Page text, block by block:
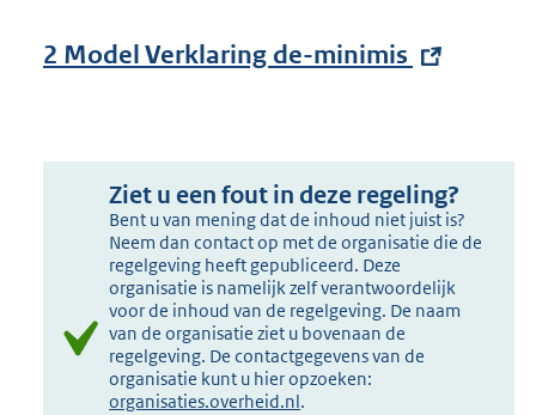
e
r
l
E
r
2 Model Verklaring de-minimis
Ziet u een fout in deze regeling?
Bent u van mening dat de inhoud niet juist is?
Neem dan contact op met de organisatie die de
regelgeving heeft gepubliceerd. Deze
organisatie is namelijk zelf verantwoordelijk
voor de inhoud van de regelgeving. De naam
van de organisatie ziet u bovenaan de
regelgeving. De contactgegevens van de
organisatie kunt u hier opzoeken:
organisaties.overheid.nl.